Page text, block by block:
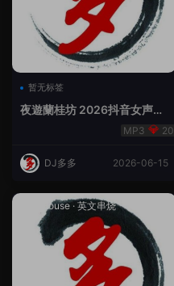
暂无标签
夜遊蘭桂坊 2026抖音女声整
合（DJ多多DJ尾巴）
20
DJ多多 2026-06-15
Lak House· 英文串烧